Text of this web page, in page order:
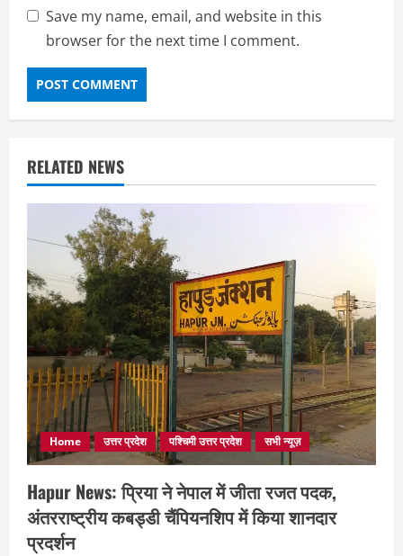
Save my name, email, and website in this
browser for the next time I comment.
RELATED NEWS
Home उत्तर प्रदेश पश्चिमी उत्तर प्रदेश सभी न्यूज़
Hapur News: प्रिया ने नेपाल में जीता रजत पदक,
अंतरराष्ट्रीय कबड्डी चैंपियनशिप में किया शानदार
प्रदर्शन